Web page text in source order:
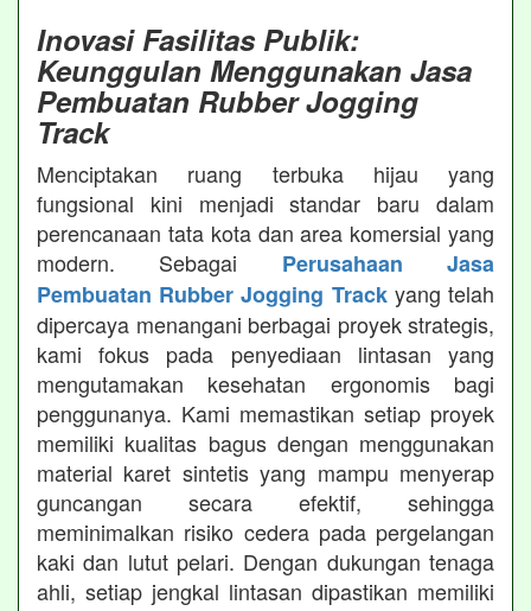
Inovasi Fasilitas Publik:
Keunggulan Menggunakan Jasa
Pembuatan Rubber Jogging
Track
Menciptakan ruang terbuka hijau yang
fungsional kini menjadi standar baru dalam
perencanaan tata kota dan area komersial yang
modern. Sebagai Perusahaan Jasa
Pembuatan Rubber Jogging Trackyang telah
dipercaya menangani berbagai proyek strategis,
kami fokus pada penyediaan lintasan yang
mengutamakan kesehatan ergonomis bagi
penggunanya. Kami memastikan setiap proyek
memiliki kualitas bagus dengan menggunakan
material karet sintetis yang mampu menyerap
guncangan secara efektif, sehingga
meminimalkan risiko cedera pada pergelangan
kaki dan lutut pelari. Dengan dukungan tenaga
ahli, setiap jengkal lintasan dipastikan memiliki